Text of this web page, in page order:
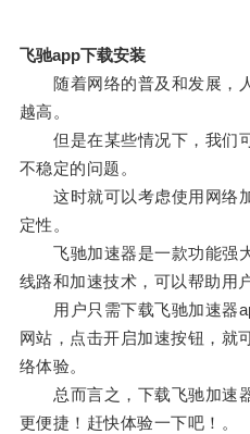
飞驰app下载安装
随着网络的普及和发展，
越高。
但是在某些情况下，我们
不稳定的问题。
这时就可以考虑使用网络
定性。
飞驰加速器是一款功能强
线路和加速技术，可以帮助用
用户只需下载飞驰加速器
网站，点击开启加速按钮，就
络体验。
总而言之，下载飞驰加速器
更便捷！赶快体验一下吧！。